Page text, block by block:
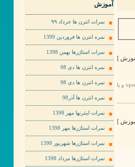
برای مشاهده عکس ها به صورت بهتر لطفا روی عکس مورد نظر راست کلیک کرده و گزینهopen image in new tab و یا
آموزش
نمرات انترن ها خرداد ٩٩
نمره انترن ها فروردین 1399
نمرات استاژرها بهمن 1398
نمره انترن ها دی 98
نمره انترن ها دی 98
نمره انترن ها آذر98
نمرات اینترنها مهر 1398
نمرات استاژرها مهر 1398
نمرات استاژرها شهریور 1398
نمرات استاژرها مرداد 1398